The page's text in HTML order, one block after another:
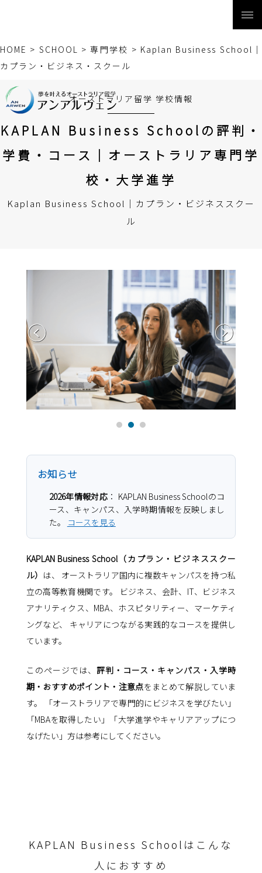
HOME > SCHOOL >専門学校 > Kaplan Business School｜
カプラン・ビジネス・スクール
オーストラリア留学 学校情報
KAPLAN Business Schoolの評判・
学費・コース｜オーストラリア専門学
校・大学進学
Kaplan Business School｜カプラン・ビジネススクー
ル
お知らせ
2026年情報対応 ： KAPLAN Business Schoolのコ
ース、キャンパス、入学時期情報を反映しまし
た。
コースを見る
KAPLAN Business School（カプラン・ビジネススクー
ル） は、 オーストラリア国内に複数キャンパスを持つ私
立の高等教育機関です。 ビジネス、会計、IT、ビジネス
アナリティクス、MBA、ホスピタリティー、マーケティ
ングなど、 キャリアにつながる実践的なコースを提供し
ています。
このページでは、 評判・コース・キャンパス・入学時
期・おすすめポイント・注意点をまとめて解説していま
す。 「オーストラリアで専門的にビジネスを学びたい」
「MBAを取得したい」「大学進学やキャリアアップにつ
なげたい」方は参考にしてください。
KAPLAN Business Schoolはこんな
人におすすめ